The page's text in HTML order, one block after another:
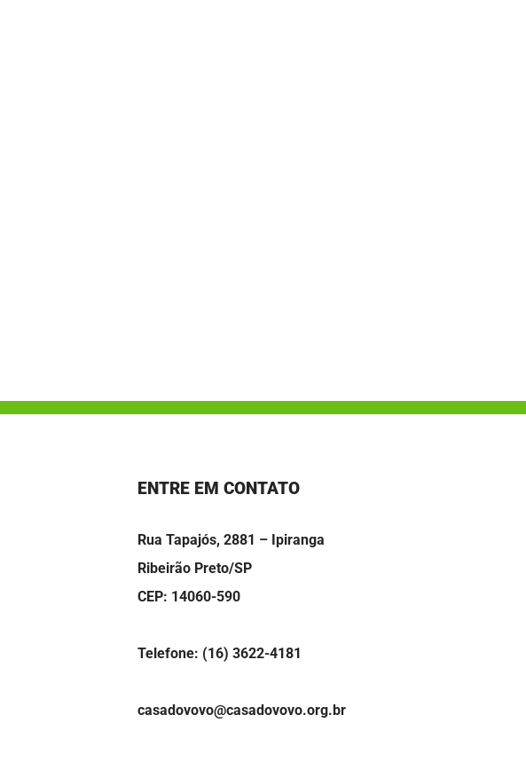
ENTRE EM CONTATO
Rua Tapajós, 2881 – Ipiranga
Ribeirão Preto/SP
CEP: 14060-590
Telefone: (16) 3622-4181
casadovovo@casadovovo.org.br